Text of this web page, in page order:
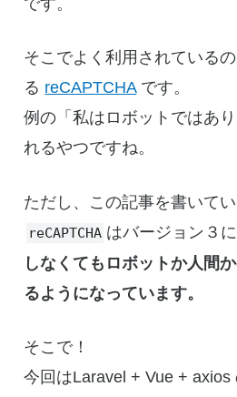
そこでよく利用されている
る reCAPTCHAです。
例の「私はロボットではあ
れるやつですね。
ただし、この記事を書いて
reCAPTCHA はバージョン３
しなくてもロボットか人間
るようになっています。
そこで！
今回はLaravel + Vue + axios